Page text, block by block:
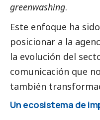
greenwashing.
Este enfoque ha
posicionar a la
la evolución del
comunicación que
también
Un ecosistema de